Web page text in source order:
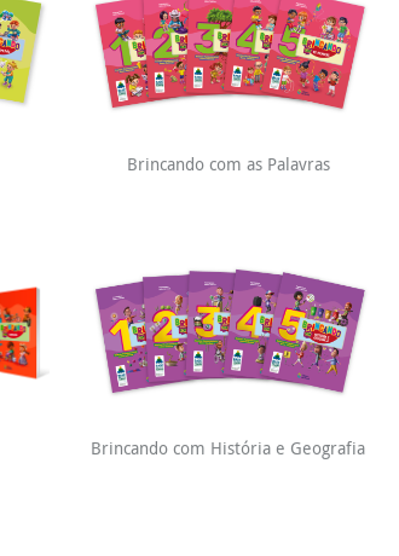
Brincando com as Palavras
Brincando com História e Geografia